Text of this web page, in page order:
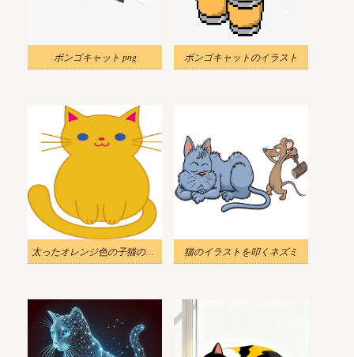
ボンゴキャット png ボンゴキャットのイラスト
太ったオレンジ色の子猫のイラスト 猫のイラストを叩くネズミ